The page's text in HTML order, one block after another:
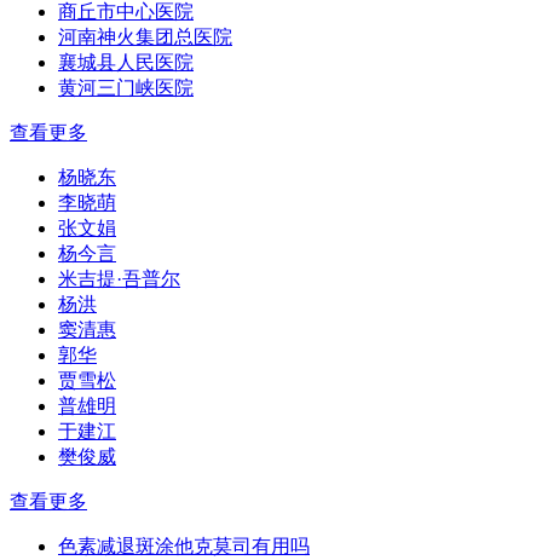
商丘市中心医院
河南神火集团总医院
襄城县人民医院
黄河三门峡医院
查看更多
杨晓东
李晓萌
张文娟
杨今言
米吉提·吾普尔
杨洪
窦清惠
郭华
贾雪松
普雄明
于建江
樊俊威
查看更多
色素减退斑涂他克莫司有用吗